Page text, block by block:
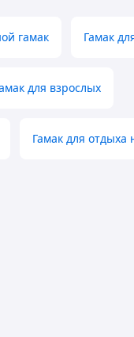
гамак Гамак
для взрослых
Гамак для